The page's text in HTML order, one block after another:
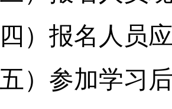
）报名人员
）参加学习